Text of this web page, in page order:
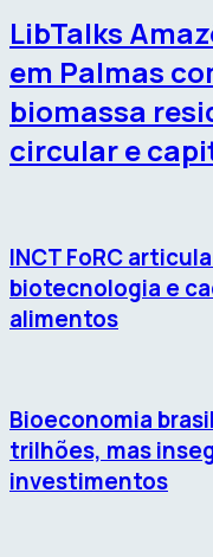
LibTalks
em Palmas
biomassa
circular e
INCT FoRC
biotecnologia e
alimentos
Bioeconomia
trilhões, mas
investimentos